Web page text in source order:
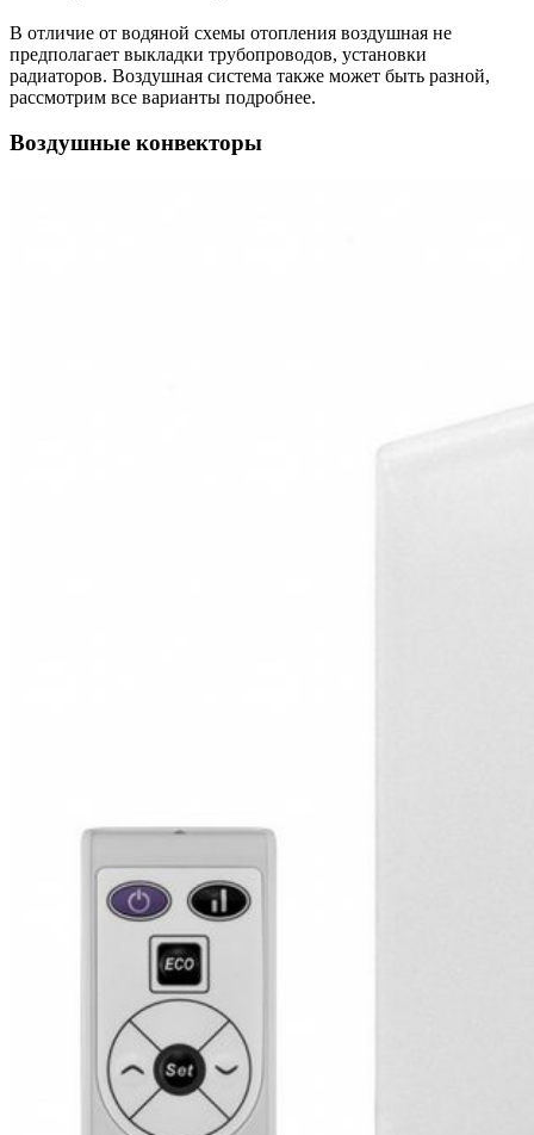
В отличие от водяной схемы отопления воздушная не
предполагает выкладки трубопроводов, установки
радиаторов. Воздушная система также может быть разной,
рассмотрим все варианты подробнее.
Воздушные конвекторы